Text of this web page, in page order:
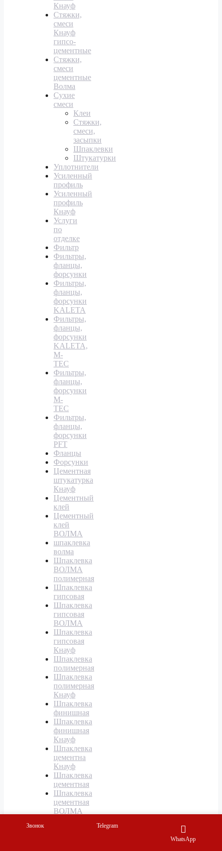
Звонок
Telegram
WhatsApp
Кнауф
Стяжки,
смеси
Кнауф
гипсо-
цементные
Стяжки,
смеси
цементные
Волма
Сухие
смеси
Клеи
Стяжки,
смеси,
засыпки
Шпаклевки
Штукатурки
Уплотнители
Усиленный
профиль
Усиленный
профиль
Кнауф
Услуги
по
отделке
Фильтр
Фильтры,
фланцы,
форсунки
Фильтры,
фланцы,
форсунки
KALETA
Фильтры,
фланцы,
форсунки
KALETA,
M-
TEC
Фильтры,
фланцы,
форсунки
M-
TEC
Фильтры,
фланцы,
форсунки
PFT
Фланцы
Форсунки
Цементная
штукатурка
Кнауф
Цементный
клей
Цементный
клей
ВОЛМА
шпаклевка
волма
Шпаклевка
ВОЛМА
полимерная
Шпаклевка
гипсовая
Шпаклевка
гипсовая
ВОЛМА
Шпаклевка
гипсовая
Кнауф
Шпаклевка
полимерная
Шпаклевка
полимерная
Кнауф
Шпаклевка
финишная
Шпаклевка
финишная
Кнауф
Шпаклевка
цементна
Кнауф
Шпаклевка
цементная
Шпаклевка
цементная
ВОЛМА